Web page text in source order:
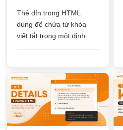
Thẻ dfn trong HTML
dùng để chứa từ khóa
viết tắt trong một định